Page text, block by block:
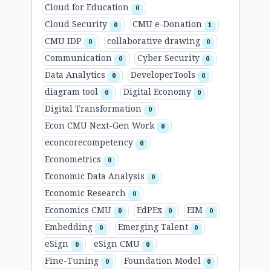
Cloud for Education 0
Cloud Security 0 CMU e-Donation 1
CMU IDP 0 collaborative drawing 0
Communication 0 Cyber Security 0
Data Analytics 0 DeveloperTools 0
diagram tool 0 Digital Economy 0
Digital Transformation 0
Econ CMU Next-Gen Work 0
econcorecompetency 0
Econometrics 0
Economic Data Analysis 0
Economic Research 0
Economics CMU 0 EdPEx 0 EIM 0
Embedding 0 Emerging Talent 0
eSign 0 eSign CMU 0
Fine-Tuning 0 Foundation Model 0